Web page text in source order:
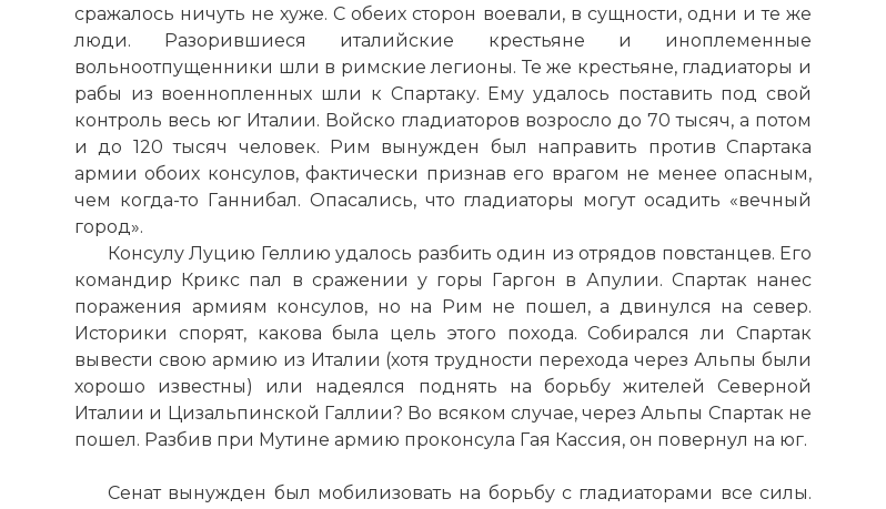
сражалось ничуть не хуже. С обеих сторон воевали, в сущности, одни и те же
люди. Разорившиеся италийские крестьяне и иноплеменные
вольноотпущенники шли в римские легионы. Те же крестьяне, гладиаторы и
рабы из военнопленных шли к Спартаку. Ему удалось поставить под свой
контроль весь юг Италии. Войско гладиаторов возросло до 70 тысяч, а потом
и до 120 тысяч человек. Рим вынужден был направить против Спартака
армии обоих консулов, фактически признав его врагом не менее опасным,
чем когда-то Ганнибал. Опасались, что гладиаторы могут осадить «вечный
город».
Консулу Луцию Геллию удалось разбить один из отрядов повстанцев. Его
командир Крикс пал в сражении у горы Гаргон в Апулии. Спартак нанес
поражения армиям консулов, но на Рим не пошел, а двинулся на север.
Историки спорят, какова была цель этого похода. Собирался ли Спартак
вывести свою армию из Италии (хотя трудности перехода черезАльпы были
хорошо известны) или надеялся поднять на борьбу жителей Северной
Италии и Цизальпинской Галлии? Во всяком случае, черезАльпы Спартак не
пошел. Разбив при Мутине армию проконсула Гая Кассия, он повернул на юг.
Сенат вынужден был мобилизовать на борьбу с гладиаторами все силы.
Имя:
Комментарий:
Проверочный код: